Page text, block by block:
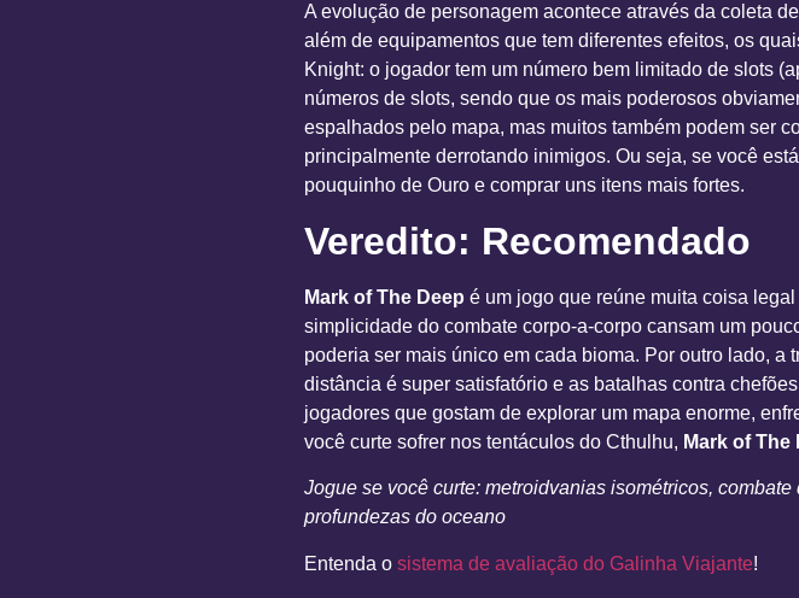
A evolução de personagem acontece através da coleta
além de equipamentos que tem diferentes efeitos, os
Knight: o jogador tem um número bem limitado de slots
números de slots, sendo que os mais poderosos
espalhados pelo mapa, mas muitos também podem ser
principalmente derrotando inimigos. Ou seja, se você
pouquinho de Ouro e comprar uns itens mais fortes.
Veredito: Recomendado
Mark of The Deep é um jogo que reúne muita coisa
simplicidade do combate corpo-a-corpo cansam um
poderia ser mais único em cada bioma. Por outro lado,
distância é super satisfatório e as batalhas contra
jogadores que gostam de explorar um mapa enorme,
você curte sofrer nos tentáculos do Cthulhu, Mark of The
Jogue se você curte: metroidvanias isométricos,
profundezas do oceano
Entenda o sistema de avaliação do Galinha Viajante!